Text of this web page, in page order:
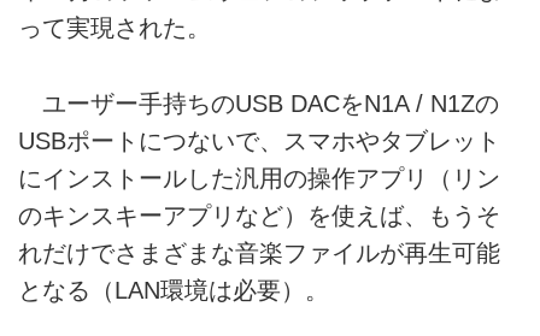
って実現された。
ユーザー手持ちのUSB DACをN1A / N1Zの
USBポートにつないで、スマホやタブレット
にインストールした汎用の操作アプリ（リン
のキンスキーアプリなど）を使えば、もうそ
れだけでさまざまな音楽ファイルが再生可能
となる（LAN環境は必要）。